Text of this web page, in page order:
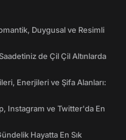
Duygusal ve Resimli
de Çil Çil Altınlarda
Enerjileri ve Şifa Alanları:
Instagram ve Twitter'da En
Hayatta En Sık